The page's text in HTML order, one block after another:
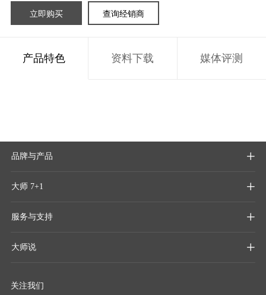
立即购买 查询经销商
产品特色 资料下载 媒体评测
品牌与产品 
大师 7+1 
服务与支持 
大师说 
关注我们